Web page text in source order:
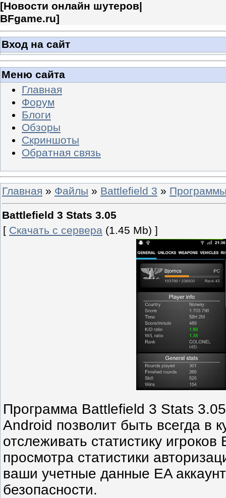
[Новости онлайн шутеров|
BFgame.ru]
Вход на сайт
Меню сайта
Главная
Форум
Блоги
Обзоры
Скриншоты
Обратная связь
Главная » Файлы » Battlefield 3 »
Battlefield 3 Stats 3.05
[ Скачать с сервера (1.45 Mb) ]
Программа Battlefield 3 Stats
Android позволит быть всегда в
отслеживать статистику
просмотра статистики
ваши учетные данные EA
безопасности.